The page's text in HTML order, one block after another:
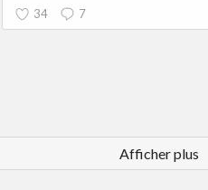
34 7
Afficher plus